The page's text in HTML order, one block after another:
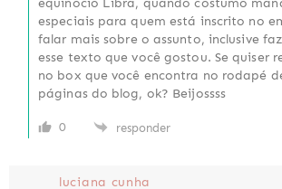
especiais para quem está inscrito no
falar mais sobre o assunto, inclusive
esse texto que você gostou. Se quiser
no box que você encontra no rodapé
páginas do blog, ok? Beijossss
0 responder
luciana cunha